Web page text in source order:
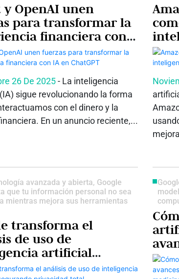
OpenAI unen
para transformar la
financiera con
26 De 2025- La inteligencia
sigue revolucionando la forma
con el dinero y la
En un anuncio reciente,...
avanzada y abierta, Google
que tu información personal no sea
mientras mejora sus herramientas
transforma el
de uso de
artificial
privacidad total